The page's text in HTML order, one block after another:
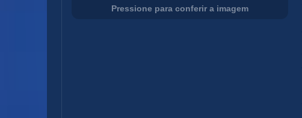
Pressione para conferir a imagem